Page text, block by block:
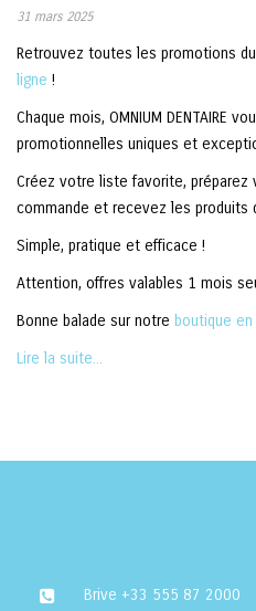
31 mars 2025
Retrouvez toutes les promotions
ligne !
Chaque mois, OMNIUM DENTAIRE
promotionnelles uniques et
Créez votre liste favorite, préparez
commande et recevez les produits
Simple, pratique et efficace !
Attention, offres valables 1 mois
Bonne balade sur notre boutique en
Lire la suite...
Brive +33 555 87 2000